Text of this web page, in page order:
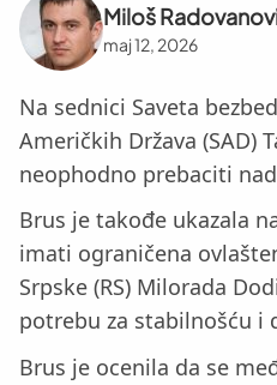
Miloš
maj 12, 2026
Na sednici Saveta
Američkih Država
neophodno prebaciti
Brus je takođe ukazala
imati ograničena
Srpske (RS) Milorada
potrebu za stabilnošću
Brus je ocenila da se